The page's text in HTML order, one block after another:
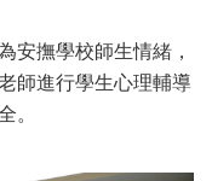
安撫學校師生情緒，
師進行學生心理輔導
。